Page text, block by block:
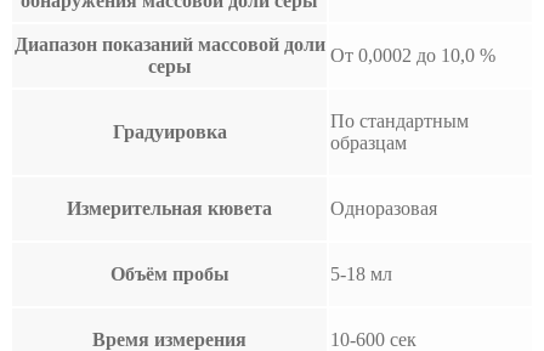
Диапазон показаний массовой доли
серы
От 0,0002 до 10,0 %
Градуировка
По стандартным
образцам
Измерительная кювета Одноразовая
Объём пробы 5-18 мл
Время измерения 10-600 сек